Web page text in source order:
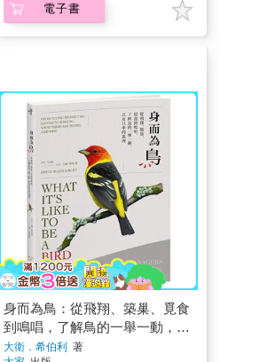
電子書
身而為鳥：從飛翔、築巢、覓食
到鳴唱，了解鳥的一舉一動，以
及其中的道理
大衛．希伯利
著